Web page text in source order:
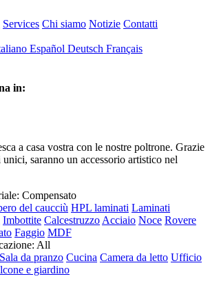
Services Chi siamo Notizie Contatti
Español Deutsch Français
in:
a casa vostra con le nostre poltrone. Grazie
saranno un accessorio artistico nel
Compensato
del caucciù HPL laminati Laminati
Imbottite CalcestruzzoAcciaio Noce Rovere
Faggio MDF
All
Sala da pranzo Cucina Camera da letto Ufficio
e giardino